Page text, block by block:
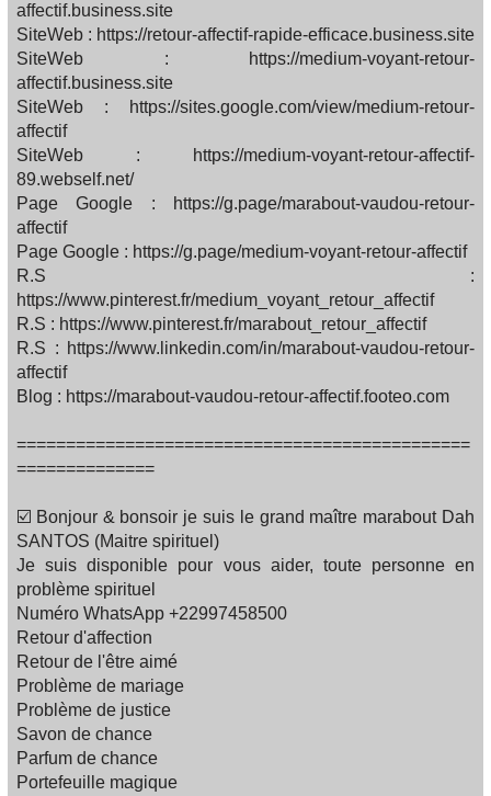
affectif.business.site
SiteWeb : https://retour-affectif-rapide-efficace.business.site
SiteWeb : https://medium-voyant-retour-
affectif.business.site
SiteWeb : https://sites.google.com/view/medium-retour-
affectif
SiteWeb : https://medium-voyant-retour-affectif-
89.webself.net/
Page Google : https://g.page/marabout-vaudou-retour-
affectif
Page Google : https://g.page/medium-voyant-retour-affectif
R.S :
https://www.pinterest.fr/medium_voyant_retour_affectif
R.S : https://www.pinterest.fr/marabout_retour_affectif
R.S : https://www.linkedin.com/in/marabout-vaudou-retour-
affectif
Blog : https://marabout-vaudou-retour-affectif.footeo.com
==============================================
==============
☑️ Bonjour & bonsoir je suis le grand maître marabout Dah
SANTOS (Maitre spirituel)
Je suis disponible pour vous aider, toute personne en
problème spirituel
Numéro WhatsApp +22997458500
Retour d'affection
Retour de l'être aimé
Problème de mariage
Problème de justice
Savon de chance
Parfum de chance
Portefeuille magique